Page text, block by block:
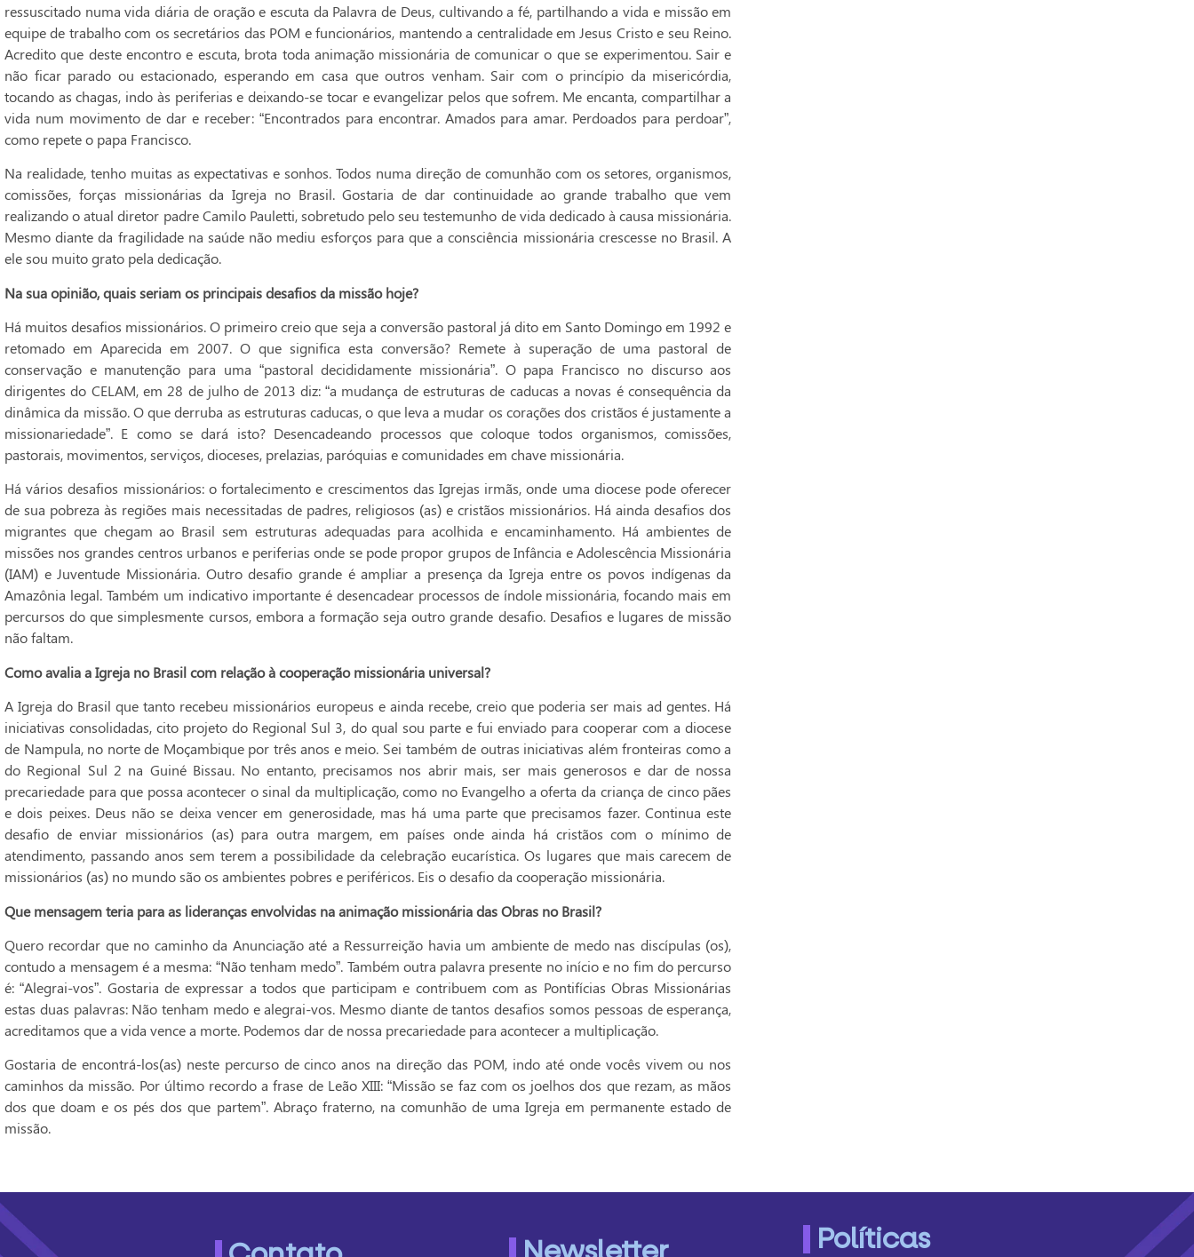
ressuscitado numa vida diária de oração e escuta da Palavra de Deus, cultivando a fé, partilhando a vida e missão em
equipe de trabalho com os secretários das POM e funcionários, mantendo a centralidade em Jesus Cristo e seu Reino.
Acredito que deste encontro e escuta, brota toda animação missionária de comunicar o que se experimentou. Sair e
não ficar parado ou estacionado, esperando em casa que outros venham. Sair com o princípio da misericórdia,
tocando as chagas, indo às periferias e deixando-se tocar e evangelizar pelos que sofrem. Me encanta, compartilhar a
vida num movimento de dar e receber: “Encontrados para encontrar. Amados para amar. Perdoados para perdoar”,
como repete o papa Francisco.
Na realidade, tenho muitas as expectativas e sonhos. Todos numa direção de comunhão com os setores, organismos,
comissões, forças missionárias da Igreja no Brasil. Gostaria de dar continuidade ao grande trabalho que vem
realizando o atual diretor padre Camilo Pauletti, sobretudo pelo seu testemunho de vida dedicado à causa missionária.
Mesmo diante da fragilidade na saúde não mediu esforços para que a consciência missionária crescesse no Brasil. A
ele sou muito grato pela dedicação.
Na sua opinião, quais seriam os principais desafios da missão hoje?
Há muitos desafios missionários. O primeiro creio que seja a conversão pastoral já dito em Santo Domingo em 1992 e
retomado em Aparecida em 2007. O que significa esta conversão? Remete à superação de uma pastoral de
conservação e manutenção para uma “pastoral decididamente missionária”. O papa Francisco no discurso aos
dirigentes do CELAM, em 28 de julho de 2013 diz: “a mudança de estruturas de caducas a novas é consequência da
dinâmica da missão. O que derruba as estruturas caducas, o que leva a mudar os corações dos cristãos é justamente a
missionariedade”. E como se dará isto? Desencadeando processos que coloque todos organismos, comissões,
pastorais, movimentos, serviços, dioceses, prelazias, paróquias e comunidades em chave missionária.
Há vários desafios missionários: o fortalecimento e crescimentos das Igrejas irmãs, onde uma diocese pode oferecer
de sua pobreza às regiões mais necessitadas de padres, religiosos (as) e cristãos missionários. Há ainda desafios dos
migrantes que chegam ao Brasil sem estruturas adequadas para acolhida e encaminhamento. Há ambientes de
missões nos grandes centros urbanos e periferias onde se pode propor grupos de Infância e Adolescência Missionária
(IAM) e Juventude Missionária. Outro desafio grande é ampliar a presença da Igreja entre os povos indígenas da
Amazônia legal. Também um indicativo importante é desencadear processos de índole missionária, focando mais em
percursos do que simplesmente cursos, embora a formação seja outro grande desafio. Desafios e lugares de missão
não faltam.
Como avalia a Igreja no Brasil com relação à cooperação missionária universal?
A Igreja do Brasil que tanto recebeu missionários europeus e ainda recebe, creio que poderia ser mais ad gentes. Há
iniciativas consolidadas, cito projeto do Regional Sul 3, do qual sou parte e fui enviado para cooperar com a diocese
de Nampula, no norte de Moçambique por três anos e meio. Sei também de outras iniciativas além fronteiras como a
do Regional Sul 2 na Guiné Bissau. No entanto, precisamos nos abrir mais, ser mais generosos e dar de nossa
precariedade para que possa acontecer o sinal da multiplicação, como no Evangelho a oferta da criança de cinco pães
e dois peixes. Deus não se deixa vencer em generosidade, mas há uma parte que precisamos fazer. Continua este
desafio de enviar missionários (as) para outra margem, em países onde ainda há cristãos com o mínimo de
atendimento, passando anos sem terem a possibilidade da celebração eucarística. Os lugares que mais carecem de
missionários (as) no mundo são os ambientes pobres e periféricos. Eis o desafio da cooperação missionária.
Que mensagem teria para as lideranças envolvidas na animação missionária das Obras no Brasil?
Quero recordar que no caminho da Anunciação até a Ressurreição havia um ambiente de medo nas discípulas (os),
contudo a mensagem é a mesma: “Não tenham medo”. Também outra palavra presente no início e no fim do percurso
é: “Alegrai-vos”. Gostaria de expressar a todos que participam e contribuem com as Pontifícias Obras Missionárias
estas duas palavras: Não tenham medo e alegrai-vos. Mesmo diante de tantos desafios somos pessoas de esperança,
acreditamos que a vida vence a morte. Podemos dar de nossa precariedade para acontecer a multiplicação.
Gostaria de encontrá-los(as) neste percurso de cinco anos na direção das POM, indo até onde vocês vivem ou nos
caminhos da missão. Por último recordo a frase de Leão XIII: “Missão se faz com os joelhos dos que rezam, as mãos
dos que doam e os pés dos que partem”. Abraço fraterno, na comunhão de uma Igreja em permanente estado de
missão.
Políticas